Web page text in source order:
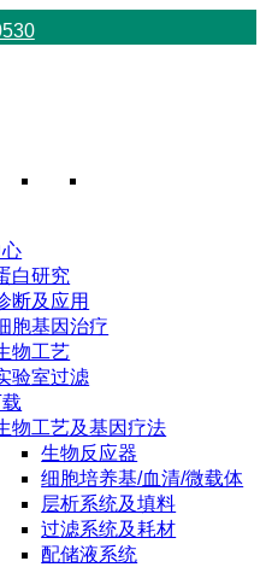
白研究
断及应用
胞基因治疗
物工艺
验室过滤
物工艺及基因疗法
生物反应器
细胞培养基/血清/微载体
层析系统及填料
过滤系统及耗材
配储液系统